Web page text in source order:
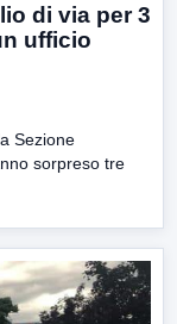
di via per 3
ufficio
Sezione
sorpreso tre